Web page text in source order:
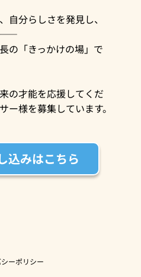
自分らしさを発見し、
——
の「きっかけの場」で
の才能を応援してくだ
ー様を募集しています。
込みはこちら
ーポリシー